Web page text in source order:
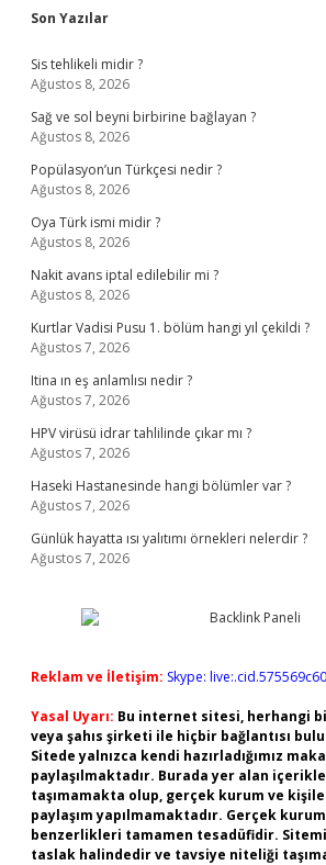
Sidebar
Son Yazılar
Sis tehlikeli midir ?
Ağustos 8, 2026
Sağ ve sol beyni birbirine bağlayan ?
Ağustos 8, 2026
Popülasyon’un Türkçesi nedir ?
Ağustos 8, 2026
Oya Türk ismi midir ?
Ağustos 8, 2026
Nakit avans iptal edilebilir mi ?
Ağustos 8, 2026
Kurtlar Vadisi Pusu 1. bölüm hangi yıl çekildi ?
Ağustos 7, 2026
Itina ın eş anlamlısı nedir ?
Ağustos 7, 2026
HPV virüsü idrar tahlilinde çıkar mı ?
Ağustos 7, 2026
Haseki Hastanesinde hangi bölümler var ?
Ağustos 7, 2026
Günlük hayatta ısı yalıtımı örnekleri nelerdir ?
Ağustos 7, 2026
Reklam ve İletişim: Skype:
Yasal Uyarı: Bu internet sitesi, herhangi
veya şahıs şirketi ile hiçbir bağlantısı
Sitede yalnızca kendi hazırladığımız
paylaşılmaktadır. Burada yer alan
taşımamakta olup, gerçek kurum ve
paylaşım yapılmamaktadır. Gerçek
benzerlikleri tamamen tesadüfidir.
taslak halindedir ve tavsiye niteliği